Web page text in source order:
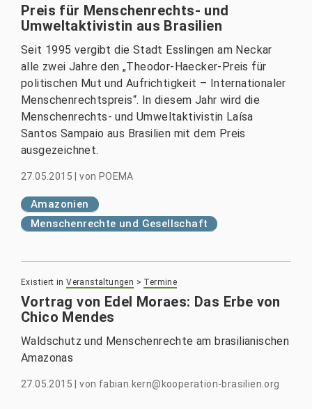
Preis für Menschenrechts- und
Umweltaktivistin aus Brasilien
Seit 1995 vergibt die Stadt Esslingen am Neckar
alle zwei Jahre den „Theodor-Haecker-Preis für
politischen Mut und Aufrichtigkeit – Internationaler
Menschenrechtspreis“. In diesem Jahr wird die
Menschenrechts- und Umweltaktivistin Laísa
Santos Sampaio aus Brasilien mit dem Preis
ausgezeichnet.
27.05.2015 |von POEMA
Amazonien
Menschenrechte und Gesellschaft
Existiert in Veranstaltungen > Termine
Vortrag von Edel Moraes: Das Erbe von
Chico Mendes
Waldschutz und Menschenrechte am brasilianischen
Amazonas
27.05.2015 |von fabian.kern@kooperation-brasilien.org